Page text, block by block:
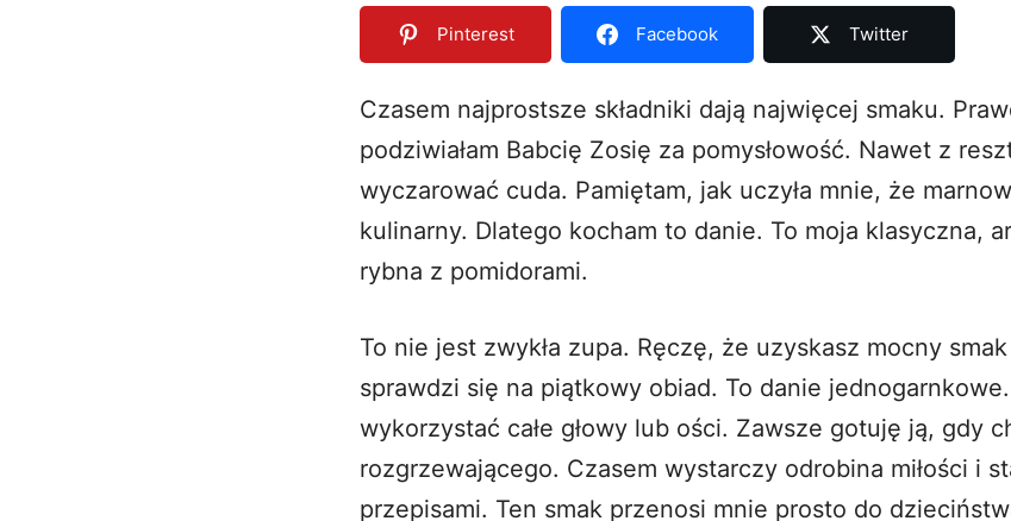
Pinterest Facebook Twitter
Czasem najprostsze składniki dają najwięcej smaku.
podziwiałam Babcię Zosię za pomysłowość. Nawet z
wyczarować cuda. Pamiętam, jak uczyła mnie, że
kulinarny. Dlatego kocham to danie. To moja klasyczna,
rybna z pomidorami.
To nie jest zwykła zupa. Ręczę, że uzyskasz mocny
sprawdzi się na piątkowy obiad. To danie jednogarnkowe.
wykorzystać całe głowy lub ości. Zawsze gotuję ją, gdy
rozgrzewającego. Czasem wystarczy odrobina miłości i
przepisami. Ten smak przenosi mnie prosto do